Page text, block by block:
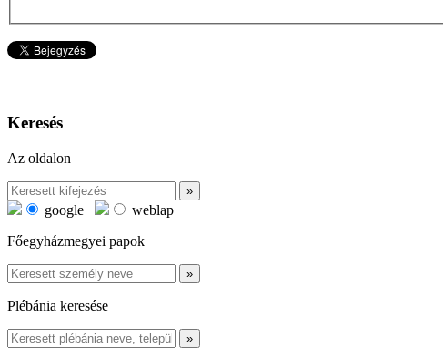
Keresés
Az oldalon
google
weblap
Főegyházmegyei papok
Plébánia keresése